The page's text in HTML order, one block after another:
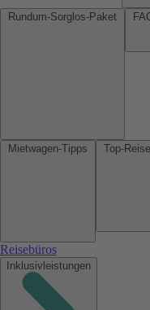
Reisebüros
Inklusivleistungen